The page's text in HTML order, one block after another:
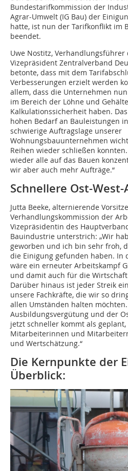
Bundestarifkommission der
Agrar-Umwelt (IG Bau) der
hatte, ist nun der Tarifkonflikt im
beendet.
Uwe Nostitz,
Vizepräsident Zentralverband
betonte, dass mit dem
Verbesserungen erzielt werden
allem, dass die Unternehmen
im Bereich der Löhne und
Kalkulationssicherheit haben.
hohen Bedarf an Bauleistungen
schwierige Auftragslage unserer
Wohnungsbauunternehmen
Reihen wieder schließen
wieder alle auf das Bauen
wir aber auch mehr Aufträge.“
Schnellere Ost-
Jutta Beeke, alternierende
Verhandlungskommission der
Vizepräsidentin des
Bauindustrie unterstrich: „Wir
geworben und ich bin sehr froh,
die Einigung gefunden haben. In
wäre ein erneuter Arbeitskampf
und damit auch für die
Darüber hinaus ist jeder Streik
unsere Fachkräfte, die wir so
allen Umständen halten
Ausbildungsvergütung und der
jetzt schneller kommt als
Mitarbeiterinnen und
und Wertschätzung.“
Die Kernpunkte der
Überblick: